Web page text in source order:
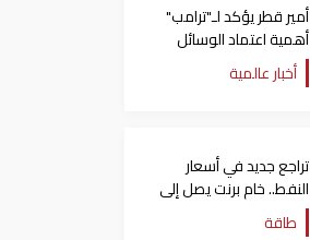
أمير قطر يؤكد لـ"ترامب"
أهمية اعتماد الوسائل
الدبلوماسية لمعالجة
القضايا
أخبار عالمية
تراجع جديد في أسعار
النفط.. خام برنت يصل إلى
80.66 دولاراً للبرميل
طاقة